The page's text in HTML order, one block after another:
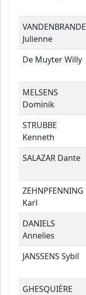
VANDENBRANDE
Julienne
De Muyter Willy
MELSENS
Dominik
STRUBBE
Kenneth
SALAZAR Dante
ZEHNPFENNING
Karl
DANIELS
Annelies
JANSSENS Sybil
GHESQUIÈRE